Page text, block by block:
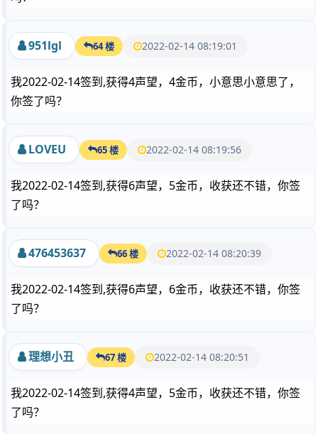
951lgl 64 楼 2022-02-14 08:19:01
我2022-02-14签到,获得4声望，4金币，小意思小意思了，
你签了吗？
LOVEU 65 楼 2022-02-14 08:19:56
我2022-02-14签到,获得6声望，5金币，收获还不错，你签
了吗？
476453637 66 楼 2022-02-14 08:20:39
我2022-02-14签到,获得6声望，6金币，收获还不错，你签
了吗？
理想小丑 67 楼 2022-02-14 08:20:51
我2022-02-14签到,获得4声望，5金币，收获还不错，你签
了吗？